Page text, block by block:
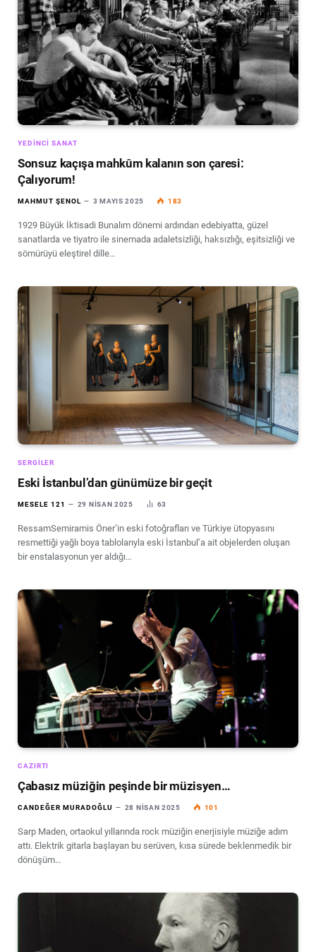
YEDINCI SANAT
Sonsuz kaçışa mahkûm kalanın son çaresi:
Çalıyorum!
MAHMUT ŞENOL 3 MAYIS 2025 183
1929 Büyük İktisadi Bunalım dönemi ardından edebiyatta, güzel
sanatlarda ve tiyatro ile sinemada adaletsizliği, haksızlığı, eşitsizliği ve
sömürüyü eleştirel dille…
SERGILER
Eski İstanbul’dan günümüze bir geçit
MESELE 121 29 NISAN 2025 63
RessamSemiramis Öner’in eski fotoğrafları ve Türkiye ütopyasını
resmettiği yağlı boya tablolarıyla eski İstanbul’a ait objelerden oluşan
bir enstalasyonun yer aldığı…
CAZIRTI
Çabasız müziğin peşinde bir müzisyen…
CANDEĞER MURADOĞLU 28 NISAN 2025 101
Sarp Maden, ortaokul yıllarında rock müziğin enerjisiyle müziğe adım
attı. Elektrik gitarla başlayan bu serüven, kısa sürede beklenmedik bir
dönüşüm…